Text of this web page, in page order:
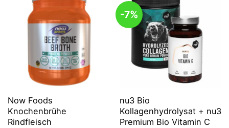
Now Foods
Knochenbrühe
Rindfleisch
-7%
nu3 Bio
Kollagenhydrolysat + nu3
Premium Bio Vitamin C